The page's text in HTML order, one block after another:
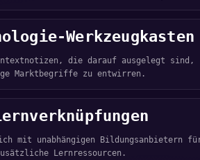
Werkzeugkasten
die darauf ausgelegt sind,
Marktbegriffe zu entwirren.
mit unabhängigen Bildungsanbietern
Lernressourcen.